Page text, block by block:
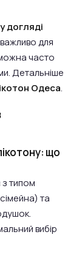
догляді
для
часто
Детальніше
Одеса.
що
з типом
та
вибір